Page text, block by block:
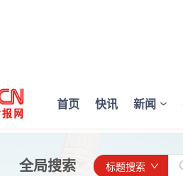
首页 快讯 新闻
全局搜索
标题搜索